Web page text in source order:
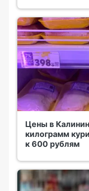
Цены в
килограмм
к 600 рублям